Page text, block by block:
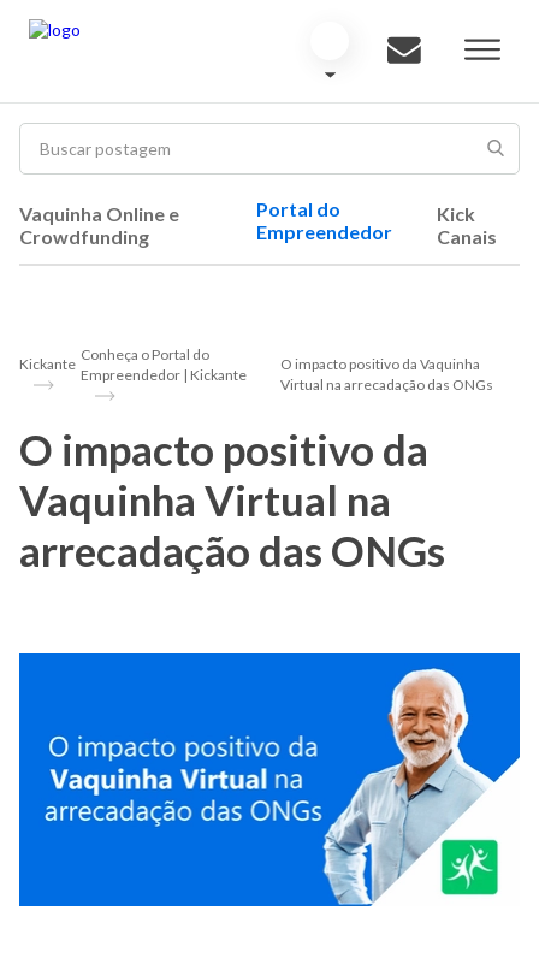
Vaquinha Online e
Crowdfunding
Portal do
Empreendedor
Kick
Canais
Kickante
Conheça o Portal do
Empreendedor | Kickante
O impacto positivo da Vaquinha
Virtual na arrecadação das ONGs
O impacto positivo da
Vaquinha Virtual na
arrecadação das ONGs